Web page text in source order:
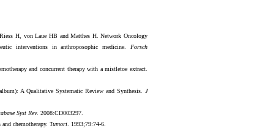
H, von Laue HB and Matthes H. Network Oncology
interventions in anthroposophic medicine. Forsch
and concurrent therapy with a mistletoe extract.
A Qualitative Systematic Review and Synthesis. J
Syst Rev. 2008:CD003297.
chemotherapy. Tumori. 1993;79:74-6.